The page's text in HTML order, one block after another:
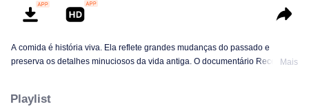
A comida é história viva. Ela reflete grandes mudanças do passado e
preserva os detalhes minuciosos da vida antiga. O documentário Receitas
cultural taiwanês Gao Wenqi comanda a cozinha, acompanhado por
Mais
Playlist